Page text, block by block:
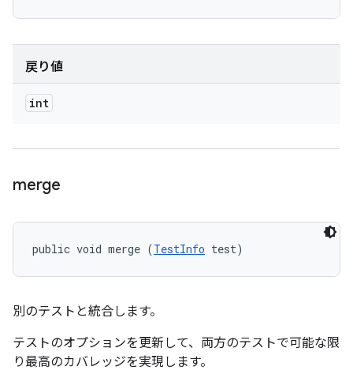
戻り値
int
merge
public void merge (TestInfo test)
別のテストと統合します。
テストのオプションを更新して、両方のテストで可能な限
り最高のカバレッジを実現します。